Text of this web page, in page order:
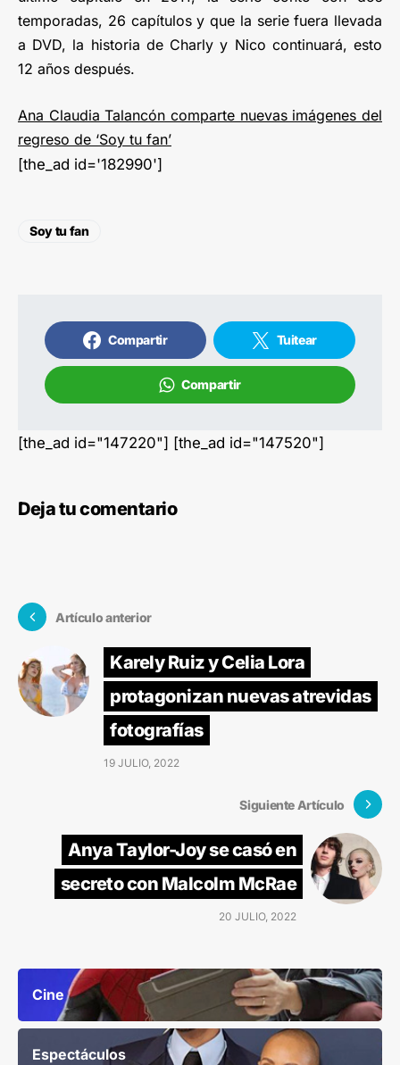
temporadas, 26 capítulos y que la serie fuera llevada
a DVD, la historia de Charly y Nico continuará, esto
12 años después.
Ana Claudia Talancón comparte nuevas imágenes del
regreso de ‘Soy tu fan’
[the_ad id='182990']
Soy tu fan
Compartir Tuitear
Compartir
[the_ad id="147220"] [the_ad id="147520"]
Deja tu comentario
Artículo anterior
Karely Ruiz y Celia Lora
protagonizan nuevas atrevidas
fotografías
19 JULIO, 2022
Siguiente Artículo
Anya Taylor-Joy se casó en
secreto con Malcolm McRae
20 JULIO, 2022
Cine
Espectáculos